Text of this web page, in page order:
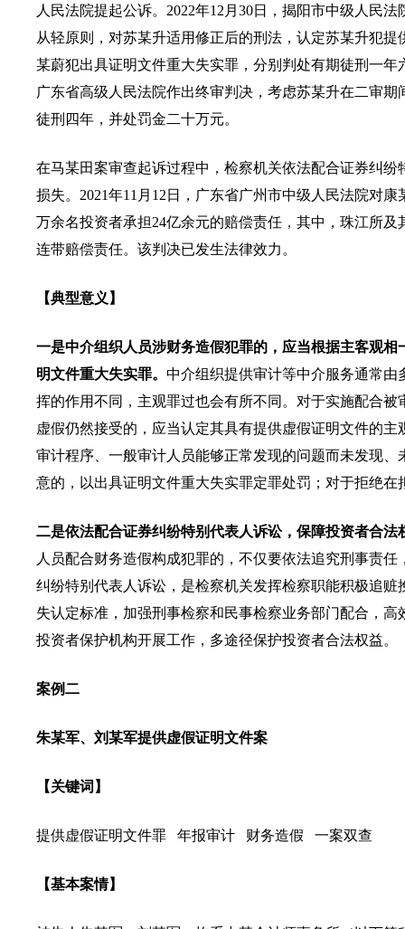
人民法院提起公诉。2022年12月30日，揭阳市中级人民
从轻原则，对苏某升适用修正后的刑法，认定苏某升犯
某蔚犯出具证明文件重大失实罪，分别判处有期徒刑一
广东省高级人民法院作出终审判决，考虑苏某升在二审
徒刑四年，并处罚金二十万元。
在马某田案审查起诉过程中，检察机关依法配合证券纠
损失。2021年11月12日，广东省广州市中级人民法院对
万余名投资者承担24亿余元的赔偿责任，其中，珠江所
连带赔偿责任。该判决已发生法律效力。
【典型意义】
一是中介组织人员涉财务造假犯罪的，应当根据主客观
明文件重大失实罪。 中介组织提供审计等中介服务通常
挥的作用不同，主观罪过也会有所不同。对于实施配合
虚假仍然接受的，应当认定其具有提供虚假证明文件的
审计程序、一般审计人员能够正常发现的问题而未发现
意的，以出具证明文件重大失实罪定罪处罚；对于拒绝
二是依法配合证券纠纷特别代表人诉讼，保障投资者合法
人员配合财务造假构成犯罪的，不仅要依法追究刑事责
纠纷特别代表人诉讼，是检察机关发挥检察职能积极追
失认定标准，加强刑事检察和民事检察业务部门配合，
投资者保护机构开展工作，多途径保护投资者合法权益。
案例二
朱某军、刘某军提供虚假证明文件案
【关键词】
提供虚假证明文件罪 年报审计 财务造假 一案双查
【基本案情】